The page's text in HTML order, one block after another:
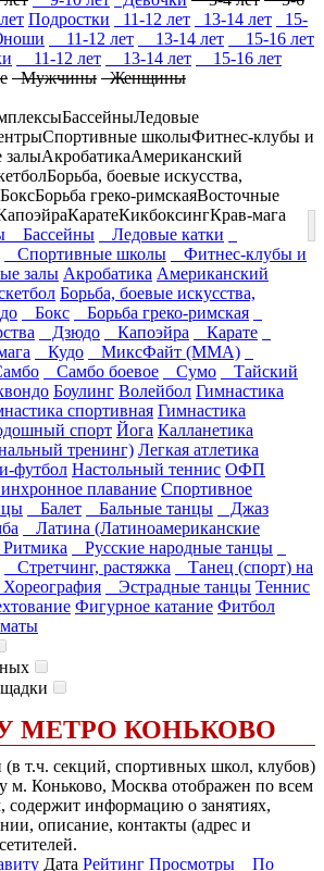
Подростки 11-12 лет 13-14 лет
15-
11-12 лет 13-14 лет
15-16 лет
11-12 лет 13-14 лет
15-16 лет
Мужчины Женщины
БассейныЛедовые
Спортивные школыФитнес-клубы и
залыАкробатикаАмериканский
Борьба, боевые искусства,
БоксБорьба греко-римскаяВосточные
КаратеКикбоксингКрав-мага
Бассейны
Ледовые катки
Спортивные школы
Фитнес-клубы и
залы Акробатика Американский
Борьба, боевые искусства,
Бокс
Борьба греко-римская
Дзюдо Капоэйра
Карате
Кудо
МиксФайт (ММА)
Самбо боевое Сумо
Тайский
Боулинг Волейбол Гимнастика
спортивная Гимнастика
спорт Йога Калланетика
тренинг) Легкая атлетика
футбол Настольный теннис ОФП
плавание Спортивное
Балет Бальные танцы
Джаз
Латина (Латиноамериканские
Ритмика
Русские народные танцы
Стретчинг, растяжка
Танец (спорт) на
Хореография Эстрадные танцы Теннис
Фигурное катание Фитбол
МЕТРО КОНЬКОВО
т.ч. секций, спортивных школ, клубов)
м. Коньково, Москва отображен по всем
содержит информацию о занятиях,
описание, контакты (адрес и
Дата Рейтинг Просмотры По